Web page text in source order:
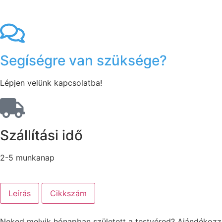
Segíségre van szüksége?
Lépjen velünk kapcsolatba!
Szállítási idő
2-5 munkanap
Leírás Cikkszám